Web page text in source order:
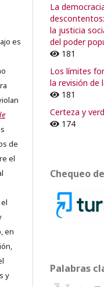
es
de
el
en
y
La
la justicia
del poder
181
Los límites
la revisión de
181
Certeza y
174
Chequeo
Palabras